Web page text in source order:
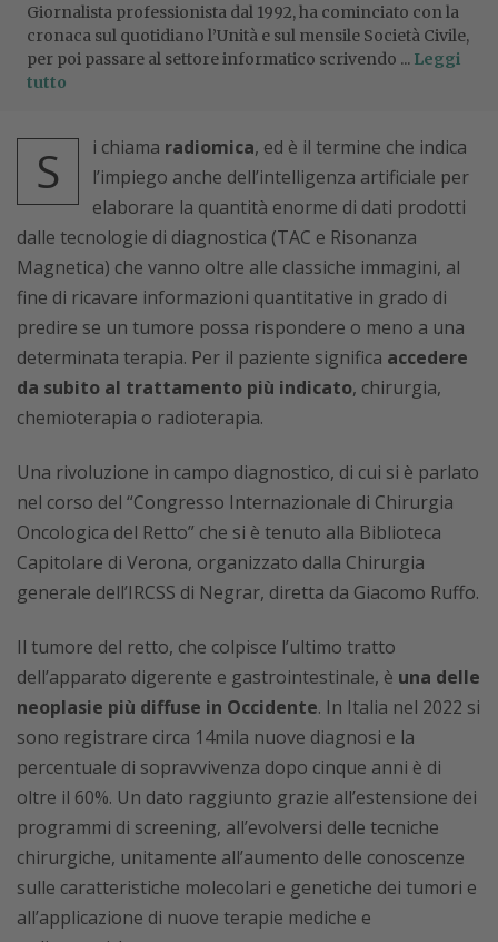
Giornalista professionista dal 1992, ha cominciato con la
cronaca sul quotidiano l’Unità e sul mensile Società Civile,
per poi passare al settore informatico scrivendo ... Leggi
tutto
S i chiama radiomica, ed è il termine che indica
l’impiego anche dell’intelligenza artificiale per
elaborare la quantità enorme di dati prodotti
dalle tecnologie di diagnostica (TAC e Risonanza
Magnetica) che vanno oltre alle classiche immagini, al
fine di ricavare informazioni quantitative in grado di
predire se un tumore possa rispondere o meno a una
determinata terapia. Per il paziente significa accedere
da subito al trattamento più indicato, chirurgia,
chemioterapia o radioterapia.
Una rivoluzione in campo diagnostico, di cui si è parlato
nel corso del “Congresso Internazionale di Chirurgia
Oncologica del Retto” che si è tenuto alla Biblioteca
Capitolare di Verona, organizzato dalla Chirurgia
generale dell’IRCSS di Negrar, diretta da Giacomo Ruffo.
Il tumore del retto, che colpisce l’ultimo tratto
dell’apparato digerente e gastrointestinale, è una delle
neoplasie più diffuse in Occidente. In Italia nel 2022 si
sono registrare circa 14mila nuove diagnosi e la
percentuale di sopravvivenza dopo cinque anni è di
oltre il 60%. Un dato raggiunto grazie all’estensione dei
programmi di screening, all’evolversi delle tecniche
chirurgiche, unitamente all’aumento delle conoscenze
sulle caratteristiche molecolari e genetiche dei tumori e
all’applicazione di nuove terapie mediche e